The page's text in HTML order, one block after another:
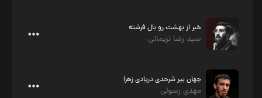
خبر از بهشت رو بال فرشته
سید رضا نریمانی
جهان بیر شرحدی دریادی زهرا
مهدی رسولی